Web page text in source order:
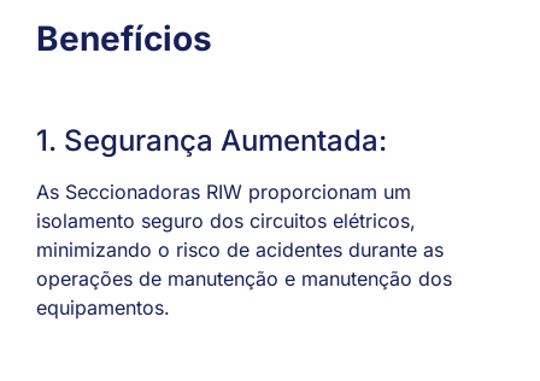
Benefícios
1. Segurança Aumentada:
As Seccionadoras RIW proporcionam um
isolamento seguro dos circuitos elétricos,
minimizando o risco de acidentes durante as
operações de manutenção e manutenção dos
equipamentos.